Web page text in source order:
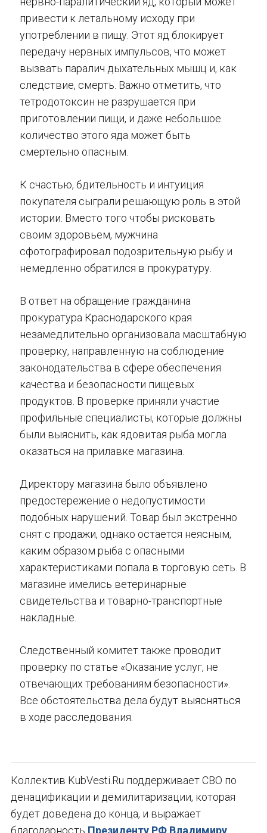
привести к летальному исходу при
употреблении в пищу. Этот яд блокирует
передачу нервных импульсов, что может
вызвать паралич дыхательных мышц и, как
следствие, смерть. Важно отметить, что
тетродотоксин не разрушается при
приготовлении пищи, и даже небольшое
количество этого яда может быть
смертельно опасным.
К счастью, бдительность и интуиция
покупателя сыграли решающую роль в этой
истории. Вместо того чтобы рисковать
своим здоровьем, мужчина
сфотографировал подозрительную рыбу и
немедленно обратился в прокуратуру.
В ответ на обращение гражданина
прокуратура Краснодарского края
незамедлительно организовала масштабную
проверку, направленную на соблюдение
законодательства в сфере обеспечения
качества и безопасности пищевых
продуктов. В проверке приняли участие
профильные специалисты, которые должны
были выяснить, как ядовитая рыба могла
оказаться на прилавке магазина.
Директору магазина было объявлено
предостережение о недопустимости
подобных нарушений. Товар был экстренно
снят с продажи, однако остается неясным,
каким образом рыба с опасными
характеристиками попала в торговую сеть. В
магазине имелись ветеринарные
свидетельства и товарно-транспортные
накладные.
Следственный комитет также проводит
проверку по статье «Оказание услуг, не
отвечающих требованиям безопасности».
Все обстоятельства дела будут выясняться
в ходе расследования.
Коллектив KubVesti.Ru поддерживает СВО по
денацификации и демилитаризации, которая
будет доведена до конца, и выражает
благодарность Президенту РФ Владимиру